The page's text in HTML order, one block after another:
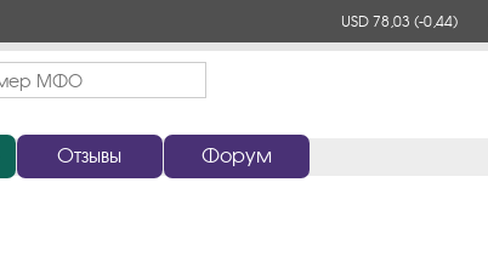
USD 78,03 (-0,44)
Отзывы Форум